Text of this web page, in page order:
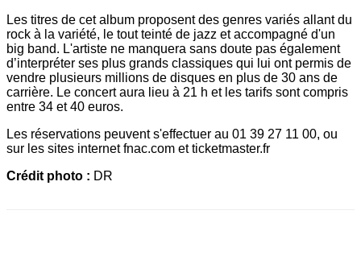
Les titres de cet album proposent des genres variés allant du
rock à la variété, le tout teinté de jazz et accompagné d'un
big band. L'artiste ne manquera sans doute pas également
d’interpréter ses plus grands classiques qui lui ont permis de
vendre plusieurs millions de disques en plus de 30 ans de
carrière. Le concert aura lieu à 21 h et les tarifs sont compris
entre 34 et 40 euros.
Les réservations peuvent s'effectuer au 01 39 27 11 00, ou
sur les sites internet fnac.com et ticketmaster.fr
Crédit photo : DR